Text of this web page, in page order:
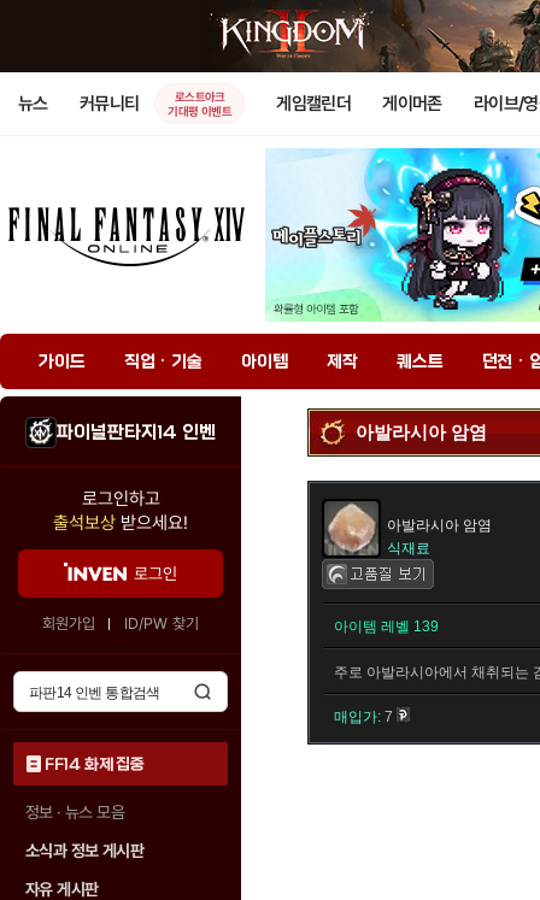
뉴스 커뮤니티
로스트아크
기대평 이벤트
게임캘린더 게이머존 라이브/
가이드 직업 · 기술 아이템 제작 퀘스트 던전 ·
파이널판타지14 인벤
로그인하고
출석보상 받으세요!
로그인
회원가입 ID/PW 찾기
FF14 화제 집중
정보 · 뉴스 모음
소식과 정보 게시판
자유 게시판
아발라시아 암염
아발라시아 암염
식재료
아이템 레벨 139
주로 아발라시아에서 채취되는
매입가: 7